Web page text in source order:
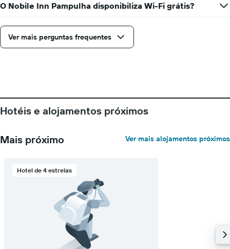
quarto
numa
ordenada
O Nobile Inn Pampulha disponibiliza Wi-Fi grátis?
Ver mais perguntas frequentes
Hotéis e alojamentos próximos
Mais próximo Ver mais alojamentos próximos
Hotel de 4 estrelas